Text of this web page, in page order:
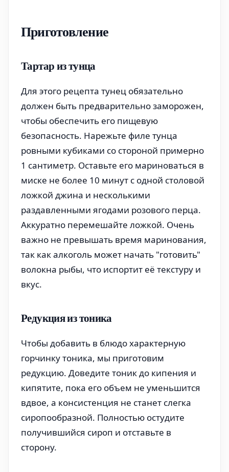
Приготовление
Тартар из тунца
Для этого рецепта тунец обязательно
должен быть предварительно заморожен,
чтобы обеспечить его пищевую
безопасность. Нарежьте филе тунца
ровными кубиками со стороной примерно
1 сантиметр. Оставьте его мариноваться в
миске не более 10 минут с одной столовой
ложкой джина и несколькими
раздавленными ягодами розового перца.
Аккуратно перемешайте ложкой. Очень
важно не превышать время маринования,
так как алкоголь может начать "готовить"
волокна рыбы, что испортит её текстуру и
вкус.
Редукция из тоника
Чтобы добавить в блюдо характерную
горчинку тоника, мы приготовим
редукцию. Доведите тоник до кипения и
кипятите, пока его объем не уменьшится
вдвое, а консистенция не станет слегка
сиропообразной. Полностью остудите
получившийся сироп и отставьте в
сторону.